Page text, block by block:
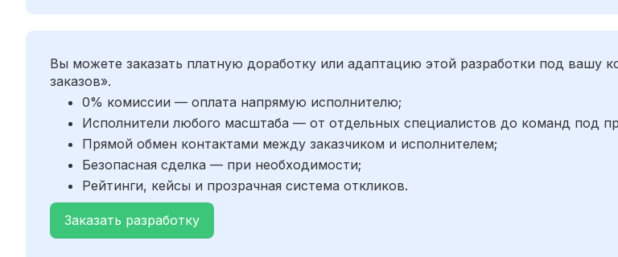
Вы можете заказать платную доработку или адаптацию этой разработки под вашу
заказов».
0% комиссии — оплата напрямую исполнителю;
Исполнители любого масштаба — от отдельных специалистов до команд под
Прямой обмен контактами между заказчиком и исполнителем;
Безопасная сделка — при необходимости;
Рейтинги, кейсы и прозрачная система откликов.
Заказать разработку